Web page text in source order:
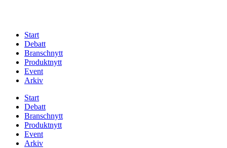
Start
Debatt
Branschnytt
Produktnytt
Event
Arkiv
Start
Debatt
Branschnytt
Produktnytt
Event
Arkiv